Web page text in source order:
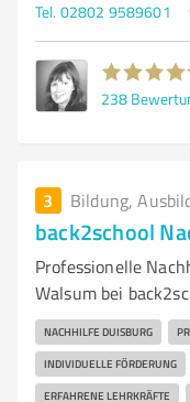
Tel. 02802 9589601
238
3 Bildung,
back2school
Professionelle
Walsum bei
NACHHILFE DUISBURG
INDIVIDUELLE FÖRDERUNG
ERFAHRENE LEHRKRÄFTE